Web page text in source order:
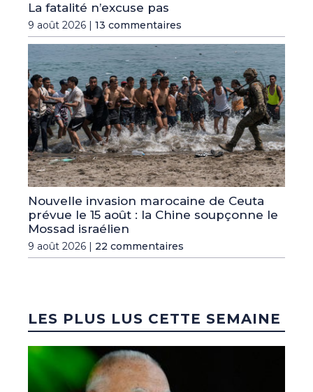
La fatalité n’excuse pas
9 août 2026 | 13 commentaires
Nouvelle invasion marocaine de Ceuta
prévue le 15 août : la Chine soupçonne le
Mossad israélien
9 août 2026 | 22 commentaires
LES PLUS LUS CETTE SEMAINE